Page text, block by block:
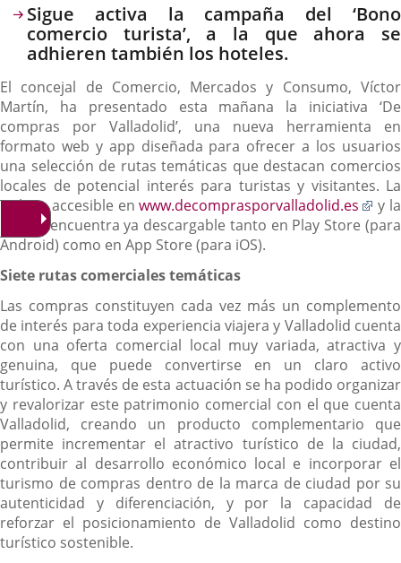
Sigue activa la campaña del ‘Bono
comercio turista’, a la que ahora se
adhieren también los hoteles.
El concejal de Comercio, Mercados y Consumo, Víctor
Martín, ha presentado esta mañana la iniciativa ‘De
compras por Valladolid’, una nueva herramienta en
formato web y app diseñada para ofrecer a los usuarios
una selección de rutas temáticas que destacan comercios
locales de potencial interés para turistas y visitantes. La
web es accesible enwww.decomprasporvalladolid.es
a
y la
app se encuentra ya descargable tanto en Play Store (para
Android) como en App Store (para iOS).
Siete rutas comerciales temáticas
Las compras constituyen cada vez más un complemento
de interés para toda experiencia viajera y Valladolid cuenta
con una oferta comercial local muy variada, atractiva y
genuina, que puede convertirse en un claro activo
turístico. A través de esta actuación se ha podido organizar
y revalorizar este patrimonio comercial con el que cuenta
Valladolid, creando un producto complementario que
permite incrementar el atractivo turístico de la ciudad,
contribuir al desarrollo económico local e incorporar el
turismo de compras dentro de la marca de ciudad por su
autenticidad y diferenciación, y por la capacidad de
reforzar el posicionamiento de Valladolid como destino
turístico sostenible.